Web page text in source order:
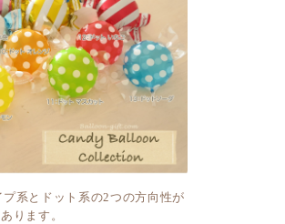
プ系とドット系の2つの方向性が
ク感が強めでおしゃれさん。
プな雰囲気が得意です。